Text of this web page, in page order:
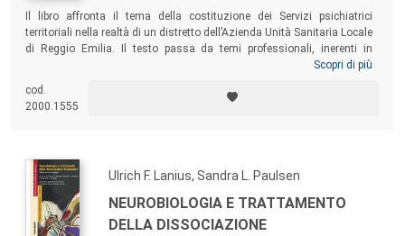
Il libro affronta il tema della costituzione dei Servizi psichiatrici
territoriali nella realtà di un distretto dell’Azienda Unità Sanitaria Locale
di Reggio Emilia. Il testo passa da temi professionali, inerenti in
particolare la costituzione delle strutture intermedie alternative al
Emilia, negli Stati Uniti, in Grecia, con una sorta di ritmo rapsodico,
dove i ricordi personali si intrecciano con memorie legate alla
Scopri di più
cod.
2000.1555
Ulrich F. Lanius, Sandra L. Paulsen
NEUROBIOLOGIA E TRATTAMENTO
DELLA DISSOCIAZIONE